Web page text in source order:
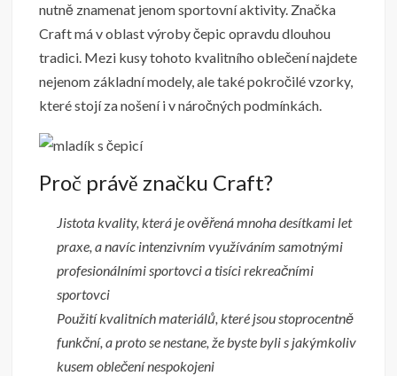
nutně znamenat jenom sportovní aktivity. Značka
Craft má v oblast výroby čepic opravdu dlouhou
tradici. Mezi kusy tohoto kvalitního oblečení najdete
nejenom základní modely, ale také pokročilé vzorky,
které stojí za nošení i v náročných podmínkách.
Proč právě značku Craft?
Jistota kvality, která je ověřená mnoha desítkami let
praxe, a navíc intenzivním využíváním samotnými
profesionálními sportovci a tisíci rekreačními
sportovci
Použití kvalitních materiálů, které jsou stoprocentně
funkční, a proto se nestane, že byste byli s jakýmkoliv
kusem oblečení nespokojeni